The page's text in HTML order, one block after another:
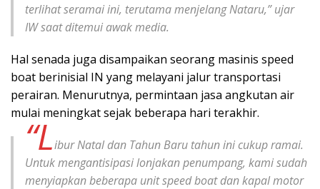
terlihat seramai ini, terutama menjelang Nataru,” ujar
IW saat ditemui awak media.
Hal senada juga disampaikan seorang masinis speed
boat berinisial IN yang melayani jalur transportasi
perairan. Menurutnya, permintaan jasa angkutan air
mulai meningkat sejak beberapa hari terakhir.
“Libur Natal dan Tahun Baru tahun ini cukup ramai.
Untuk mengantisipasi lonjakan penumpang, kami sudah
menyiapkan beberapa unit speed boat dan kapal motor